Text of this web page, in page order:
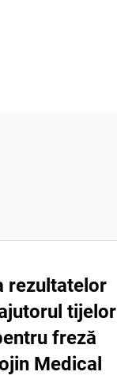
rezultatelor
tijelor
freză
Medical